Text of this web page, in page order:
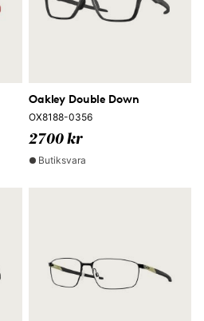
Oakley Double Down
OX8188-0356
2700 kr
Butiksvara